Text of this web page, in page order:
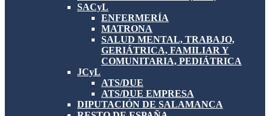
SACyL
ENFERMERÍA
MATRONA
SALUD MENTAL, TRABAJO,
GERIÁTRICA, FAMILIAR Y
COMUNITARIA, PEDIÁTRICA
JCyL
ATS/DUE
ATS/DUE EMPRESA
DIPUTACIÓN DE SALAMANCA